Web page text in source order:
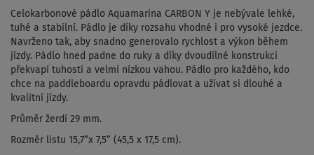
Celokarbonové pádlo Aquamarina CARBON Y je nebývale lehké,
tuhé a stabilní. Pádlo je díky rozsahu vhodné i pro vysoké jezdce.
Navrženo tak, aby snadno generovalo rychlost a výkon během
jízdy. Pádlo hned padne do ruky a díky dvoudílné konstrukci
překvapí tuhostí a velmi nízkou vahou. Pádlo pro každého, kdo
chce na paddleboardu opravdu pádlovat a užívat si dlouhé a
kvalitní jízdy.
Průměr žerdi 29 mm.
Rozměr listu 15,7”x 7,5” (45,5 x 17,5 cm).